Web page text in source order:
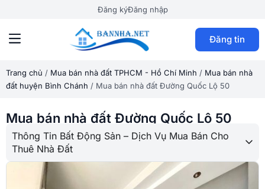
Đăng kýĐăng nhập
Đăng tin
Trang chủ / Mua bán nhà đất TPHCM - Hồ Chí Minh / Mua bán nhà
đất huyện Bình Chánh / Mua bán nhà đất Đường Quốc Lộ 50
Mua bán nhà đất Đường Quốc Lộ 50
Thông Tin Bất Động Sản – Dịch Vụ Mua Bán Cho
Thuê Nhà Đất